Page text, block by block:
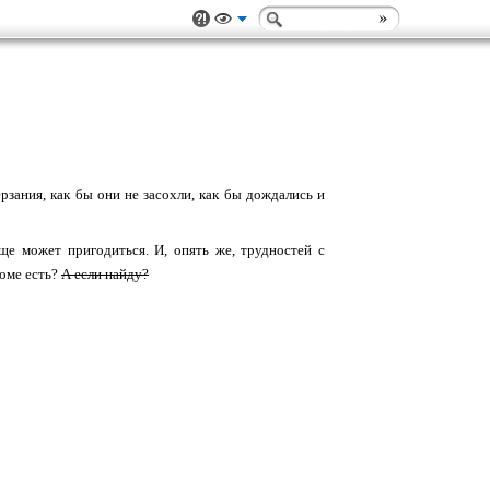
как бы они не засохли, как бы дождались и
может пригодиться. И, опять же, трудностей с
есть? А если найду?